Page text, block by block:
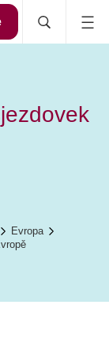
Evropa